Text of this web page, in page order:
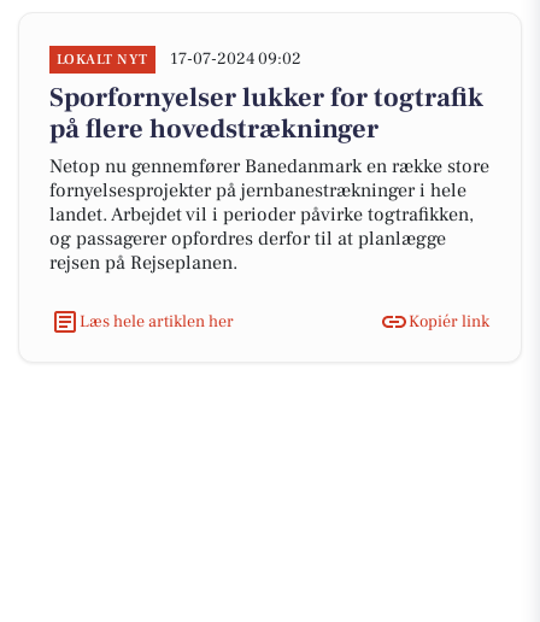
LOKALT NYT 17-07-2024 09:02
Sporfornyelser lukker for togtrafik
på flere hovedstrækninger
Netop nu gennemfører Banedanmark en række store
fornyelsesprojekter på jernbanestrækninger i hele
landet. Arbejdet vil i perioder påvirke togtrafikken,
og passagerer opfordres derfor til at planlægge
rejsen på Rejseplanen.
Læs hele artiklen her Kopiér link